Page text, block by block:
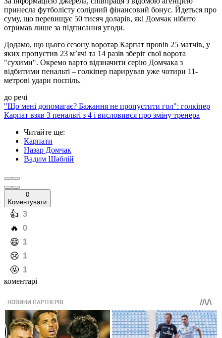
принесла футболісту солідний фінансовий бонус. Йдеться про
суму, що перевищує 50 тисяч доларів, які Домчак нібито
отримав лише за підписання угоди.
Додамо, що цього сезону воротар Карпат провів 25 матчів, у
яких пропустив 23 м’ячі та 14 разів зберіг свої ворота
"сухими". Окремо варто відзначити серію Домчака з
відбитими пенальті – голкіпер парирував уже чотири 11-
метрові удари поспіль.
до речі
"Що мені допомагає? Бажання не пропустити гол": голкіпер
Карпат взяв 3 пенальті з 4 і висловився про зміну тренера
Читайте ще:
Карпати
Назар Домчак
Вадим Шаблій
0
Коментувати
️👍 3
️🔥 0
️😄 1
️😢 1
️🤬 1
коментарі